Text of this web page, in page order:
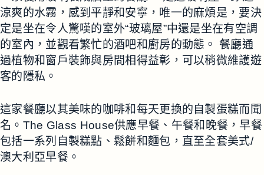
涼爽的水霧，感到平靜和安寧，唯一的麻煩是，要決
定是坐在令人驚嘆的室外“玻璃屋”中還是坐在有空調
的室內，並觀看繁忙的酒吧和廚房的動態。 餐廳通
過植物和窗戶裝飾與房間相得益彰，可以稍微維護遊
客的隱私。
這家餐廳以其美味的咖啡和每天更換的自製蛋糕而聞
名。The Glass House供應早餐、午餐和晚餐，早餐
包括一系列自製糕點、鬆餅和麵包，直至全套美式/
澳大利亞早餐。